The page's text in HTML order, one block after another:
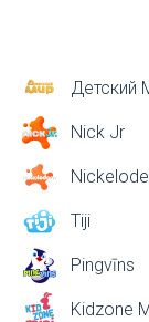
Детский
Nick Jr
Tiji
Pingvīns
Kidzone